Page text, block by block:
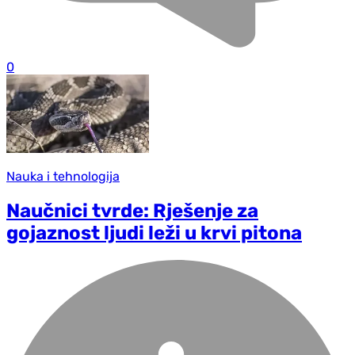
0
Nauka i tehnologija
Naučnici tvrde: Rješenje za
gojaznost ljudi leži u krvi pitona